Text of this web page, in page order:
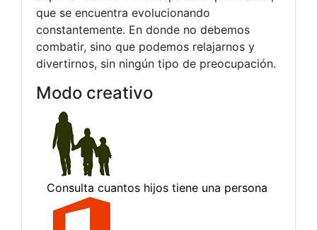
que se encuentra evolucionando
constantemente. En donde no debemos
combatir, sino que podemos relajarnos y
divertirnos, sin ningún tipo de preocupación.
Modo creativo